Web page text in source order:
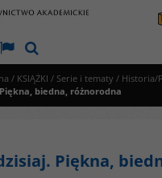
LangSzukaj
/ KSIĄŻKI / Serie i tematy / Historia/
biedna, różnorodna
Piękna,